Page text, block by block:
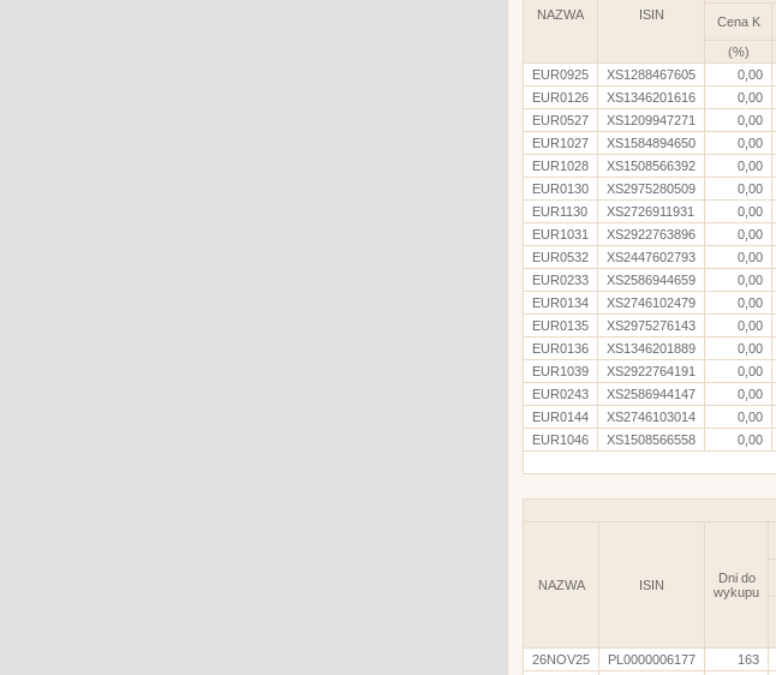
NAZWA ISIN Cena K
(%)
EUR0925
XS1288467605 0,00
EUR0126
XS1346201616 0,00
EUR0527
XS1209947271 0,00
EUR1027
XS1584894650 0,00
EUR1028
XS1508566392 0,00
EUR0130
XS2975280509 0,00
EUR1130
XS2726911931 0,00
EUR1031
XS2922763896 0,00
EUR0532
XS2447602793 0,00
EUR0233
XS2586944659 0,00
EUR0134
XS2746102479 0,00
EUR0135
XS2975276143 0,00
EUR0136
XS1346201889 0,00
EUR1039
XS2922764191 0,00
EUR0243
XS2586944147 0,00
EUR0144
XS2746103014 0,00
EUR1046
XS1508566558 0,00
NAZWA ISIN
Dni do
wykupu
26NOV25 PL0000006177 163